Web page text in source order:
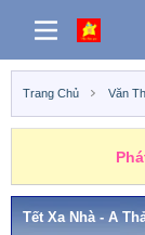
Trang Chủ Văn
Tết Xa Nhà - A